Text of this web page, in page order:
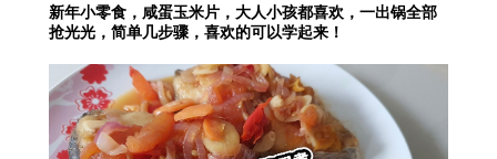
新年小零食，咸蛋玉米片，大人小孩都喜欢，一出锅全部
抢光光，简单几步骤，喜欢的可以学起来！